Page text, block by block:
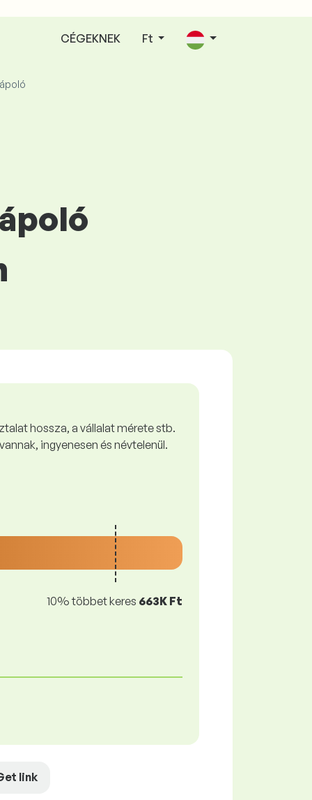
CÉGEKNEK Ft
hossza, a vállalat mérete stb.
ingyenesen és névtelenül.
10% többet keres 663K Ft
link